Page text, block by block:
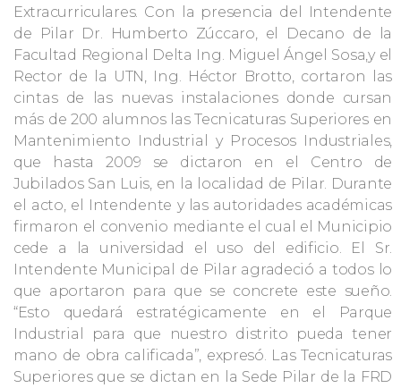
Extracurriculares. Con la presencia del Intendente
de Pilar Dr. Humberto Zúccaro, el Decano de la
Facultad Regional Delta Ing. Miguel Ángel Sosa,y el
Rector de la UTN, Ing. Héctor Brotto, cortaron las
cintas de las nuevas instalaciones donde cursan
más de 200 alumnos las Tecnicaturas Superiores en
Mantenimiento Industrial y Procesos Industriales,
que hasta 2009 se dictaron en el Centro de
Jubilados San Luis, en la localidad de Pilar. Durante
el acto, el Intendente y las autoridades académicas
firmaron el convenio mediante el cual el Municipio
cede a la universidad el uso del edificio. El Sr.
Intendente Municipal de Pilar agradeció a todos lo
que aportaron para que se concrete este sueño.
“Esto quedará estratégicamente en el Parque
Industrial para que nuestro distrito pueda tener
mano de obra calificada”, expresó. Las Tecnicaturas
Superiores que se dictan en la Sede Pilar de la FRD